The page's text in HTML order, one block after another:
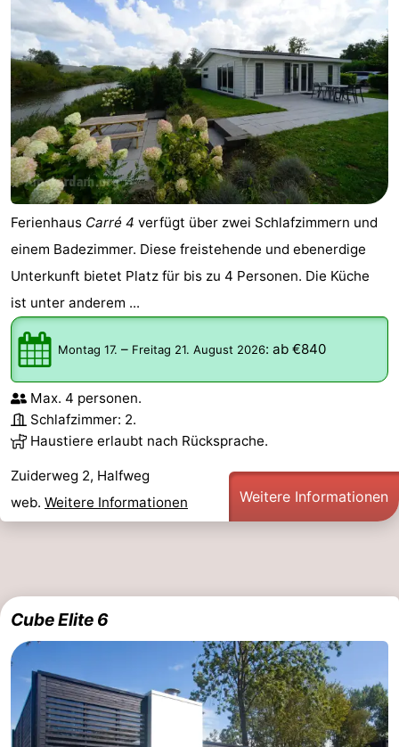
Ferienhaus Carré 4 verfügt über zwei Schlafzimmern und
einem Badezimmer. Diese freistehende und ebenerdige
Unterkunft bietet Platz für bis zu 4 Personen. Die Küche
ist unter anderem ...
Montag 17. – Freitag 21. August 2026: ab €840
Max. 4 personen.
Schlafzimmer: 2.
Haustiere erlaubt nach Rücksprache.
Zuiderweg 2, Halfweg
web. Weitere Informationen Weitere Informationen
Cube Elite 6